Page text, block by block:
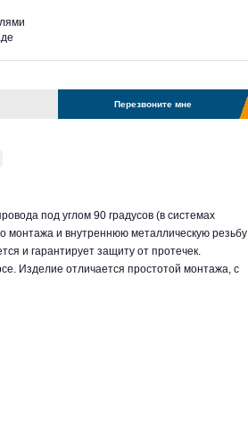
Перезвоните мне
под углом 90 градусов (в системах
монтажа и внутреннюю металлическую резьбу
и гарантирует защиту от протечек.
Изделие отличается простотой монтажа, с